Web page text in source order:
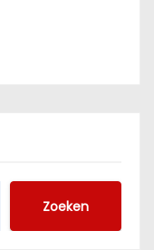
Zoeken